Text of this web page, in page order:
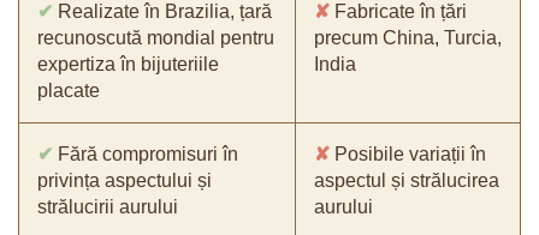
✔ Realizate în Brazilia, țară
recunoscută mondial pentru
expertiza în bijuteriile
placate
✘ Fabricate în țări
precum China, Turcia,
India
✔ Fără compromisuri în
privința aspectului și
strălucirii aurului
✘ Posibile variații în
aspectul și strălucirea
aurului